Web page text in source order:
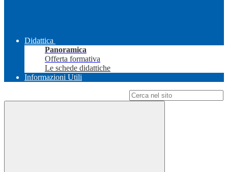
Didattica
Panoramica
Offerta formativa
Le schede didattiche
Informazioni Utili